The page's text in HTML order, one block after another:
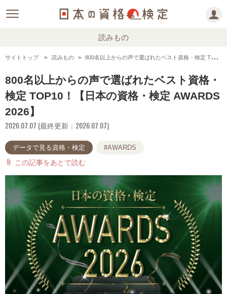
読みもの
サイトトップ 読みもの 800名以上からの声で選ばれたベスト資格・検定 TOP10！【日本の資格・検定 AWARDS 2026】
800名以上からの声で選ばれたベスト資格・
検定 TOP10！【日本の資格・検定 AWARDS
2026】
2026.07.07 (最終更新：2026.07.07)
データで見る資格・検定 #AWARDS
attach_file この記事をあとで読む